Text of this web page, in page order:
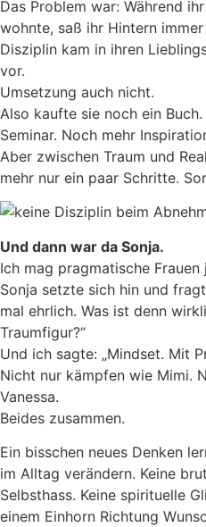
Das Problem war: Während
wohnte, saß ihr Hintern
Disziplin kam in ihren
vor.
Umsetzung auch nicht.
Also kaufte sie noch ein
Seminar. Noch mehr
Aber zwischen Traum und
mehr nur ein paar Schritte.
Und dann war da Sonja.
Ich mag pragmatische Frauen
Sonja setzte sich hin und
mal ehrlich. Was ist denn
Traumfigur?“
Und ich sagte: „Mindset. Mit
Nicht nur kämpfen wie Mimi.
Vanessa.
Beides zusammen.
Ein bisschen neues Denken
im Alltag verändern. Keine
Selbsthass. Keine spirituelle
einem Einhorn Richtung